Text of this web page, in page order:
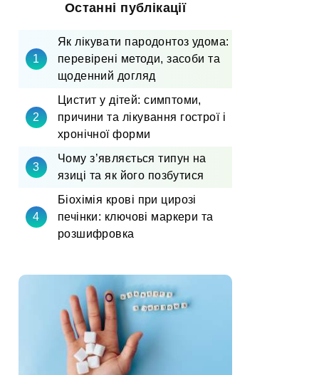
Останні публікації
Як лікувати пародонтоз удома:
перевірені методи, засоби та
щоденний догляд
Цистит у дітей: симптоми,
причини та лікування гострої і
хронічної форми
Чому з’являється типун на
язиці та як його позбутися
Біохімія крові при цирозі
печінки: ключові маркери та
розшифровка